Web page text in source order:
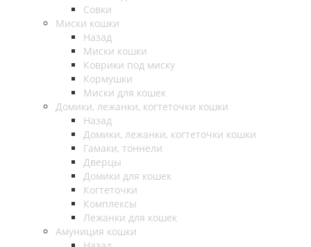
Совки
Миски кошки
Назад
Миски кошки
Коврики под миску
Кормушки
Миски для кошек
Домики, лежанки, когтеточки кошки
Назад
Домики, лежанки, когтеточки кошки
Гамаки, тоннели
Дверцы
Домики для кошек
Когтеточки
Комплексы
Лежанки для кошек
Амуниция кошки